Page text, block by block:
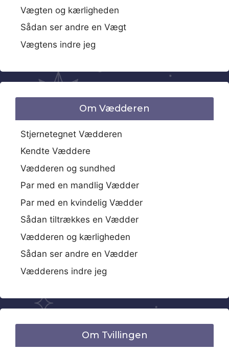
Vægten og kærligheden
Sådan ser andre en Vægt
Vægtens indre jeg
Om Vædderen
Stjernetegnet Vædderen
Kendte Væddere
Vædderen og sundhed
Par med en mandlig Vædder
Par med en kvindelig Vædder
Sådan tiltrækkes en Vædder
Vædderen og kærligheden
Sådan ser andre en Vædder
Vædderens indre jeg
Om Tvillingen